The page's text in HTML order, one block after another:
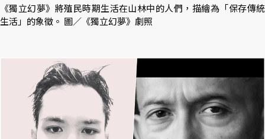
《獨立幻夢》將殖民時期生活在山林中的人們，描繪為「保存傳統
生活」的象徵。 圖／《獨立幻夢》劇照